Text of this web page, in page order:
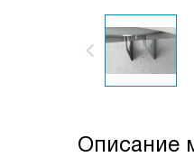
Описание